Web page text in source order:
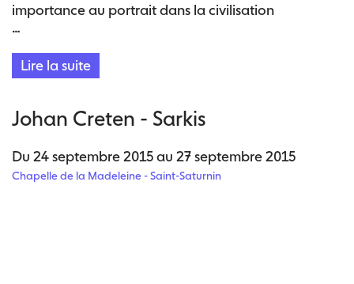
importance au portrait dans la civilisation
occidentale. Tout retentit dans le portrait, les
…
Lire la suite
Johan Creten - Sarkis
Du 24 septembre 2015 au 27 septembre 2015
Chapelle de la Madeleine - Saint-Saturnin